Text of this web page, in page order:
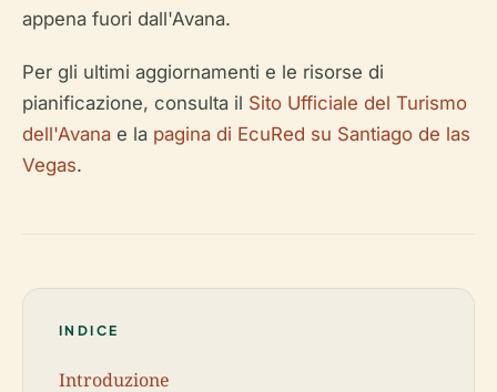
appena fuori dall'Avana.
Per gli ultimi aggiornamenti e le risorse di
pianificazione, consulta il Sito Ufficiale del Turismo
dell'Avana e la pagina di EcuRed su Santiago de las
Vegas.
INDICE
Introduzione